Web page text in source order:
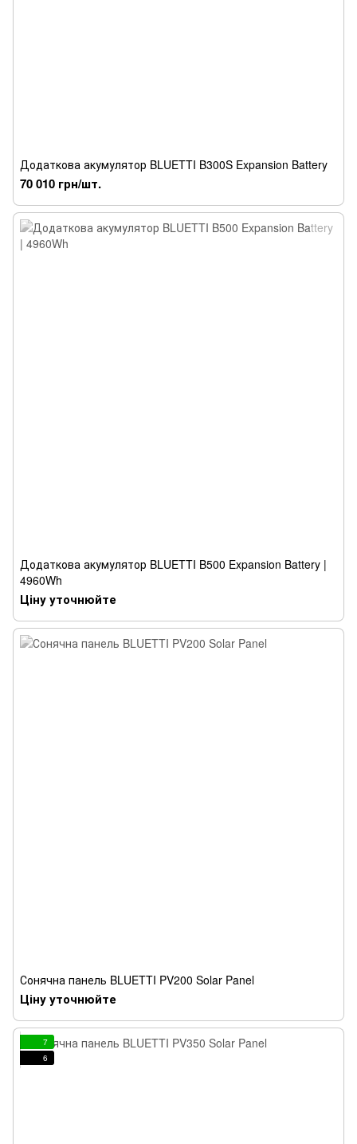
Додаткова акумулятор BLUETTI B300S Expansion Battery
70 010 грн/шт.
Додаткова акумулятор BLUETTI B500 Expansion Battery |
4960Wh
Ціну уточнюйте
Сонячна панель BLUETTI PV200 Solar Panel
Ціну уточнюйте
7
6